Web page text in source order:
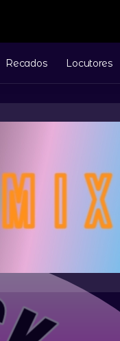
Recados Locutores